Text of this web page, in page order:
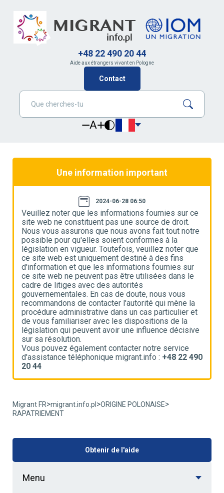
+48 22 490 20 44
Aide aux étrangers vivant en Pologne
Contact
A
Une information important
2024-06-28 06:50
Veuillez noter que les informations fournies sur ce
site web ne constituent pas une source de droit.
Nous vous assurons que nous avons fait tout notre
possible pour qu'elles soient conformes à la
législation en vigueur. Toutefois, veuillez noter que
ce site web est uniquement destiné à des fins
d'information et que les informations fournies sur
ce site web ne peuvent pas être utilisées dans le
cadre de litiges avec des autorités
gouvernementales. En cas de doute, nous vous
recommandons de contacter l'autorité qui mène la
procédure administrative dans un cas particulier et
de vous familiariser avec les dispositions de la
législation qui peuvent avoir une influence décisive
sur sa résolution.
Vous pouvez également contacter notre service
d'assistance téléphonique migrant.info : +48 22 490
20 44
Migrant FR>migrant.info.pl >ORIGINE POLONAISE>
RAPATRIEMENT
Obtenir de l'aide
Menu